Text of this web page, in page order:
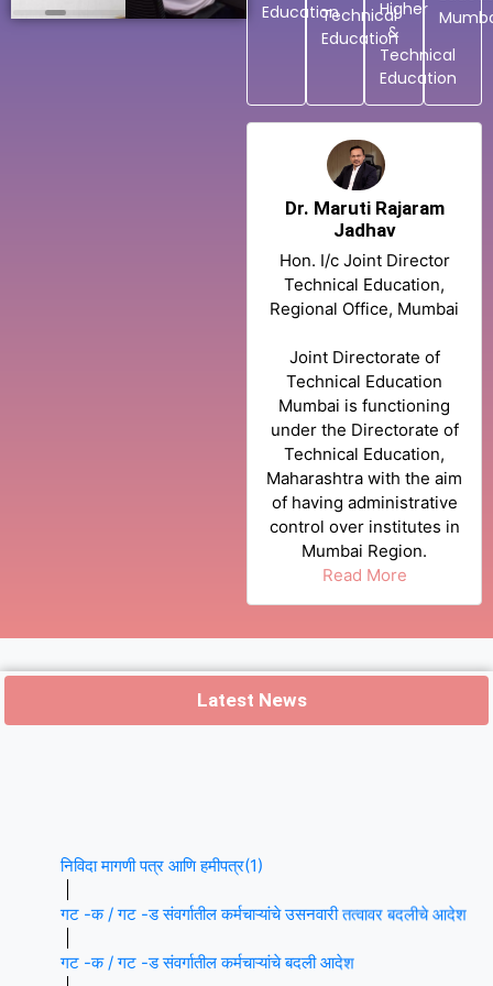
करणेबाबत.
EducationTechnical
Education
Higher
&
Technical
Education
Dr. Maruti Rajaram
Jadhav
Hon. I/c Joint Director
Technical Education,
Regional Office, Mumbai
Joint Directorate of
Technical Education
Mumbai is functioning
under the Directorate of
Technical Education,
Maharashtra with the aim
of having administrative
control over institutes in
Mumbai Region.
Read More
Latest News
गट -क / गट -ड संवर्गातील कर्मचाऱ्यांचे उसनवारी तत्वावर बदलीचे आदेश
गट -क / गट -ड संवर्गातील कर्मचाऱ्यांचे बदली आदेश
महाराष्ट्र लोकसेवा आयोग पुरस्कृत उमेदवारांची ग्रामीण संवर्गातून गट – क